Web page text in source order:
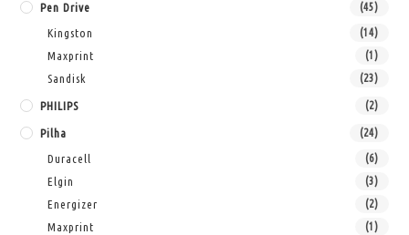
Pen Drive (45)
Kingston (14)
Maxprint (1)
Sandisk (23)
PHILIPS (2)
Pilha (24)
Duracell (6)
Elgin (3)
Energizer (2)
Maxprint (1)